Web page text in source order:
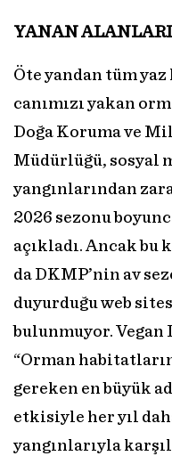
YANAN
Öte yandan tüm yaz
canımızı yakan
Doğa Koruma ve
Müdürlüğü, sosyal
yangınlarından
2026 sezonu
açıkladı. Ancak bu
da DKMP’nin av
duyurduğu web
bulunmuyor.
“Orman
gereken en büyük
etkisiyle her yıl
yangınlarıyla